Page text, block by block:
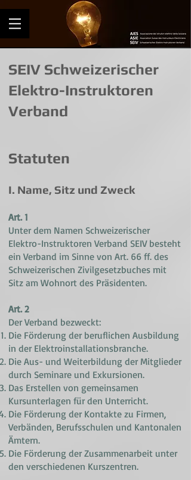
SEIV Schweizerischer
Elektro-Instruktoren
Verband
Statuten
I. Name, Sitz und Zweck
Art. 1
Unter dem Namen Schweizerischer
Elektro-Instruktoren Verband SEIV besteht
ein Verband im Sinne von Art. 66 ff. des
Schweizerischen Zivilgesetzbuches mit
Sitz am Wohnort des Präsidenten.
Art. 2
Der Verband bezweckt:
Die Förderung der beruflichen Ausbildung
in der Elektroinstallationsbranche.
Die Aus- und Weiterbildung der Mitglieder
durch Seminare und Exkursionen.
Das Erstellen von gemeinsamen
Kursunterlagen für den Unterricht.
Die Förderung der Kontakte zu Firmen,
Verbänden, Berufsschulen und Kantonalen
Ämtern.
Die Förderung der Zusammenarbeit unter
den verschiedenen Kurszentren.